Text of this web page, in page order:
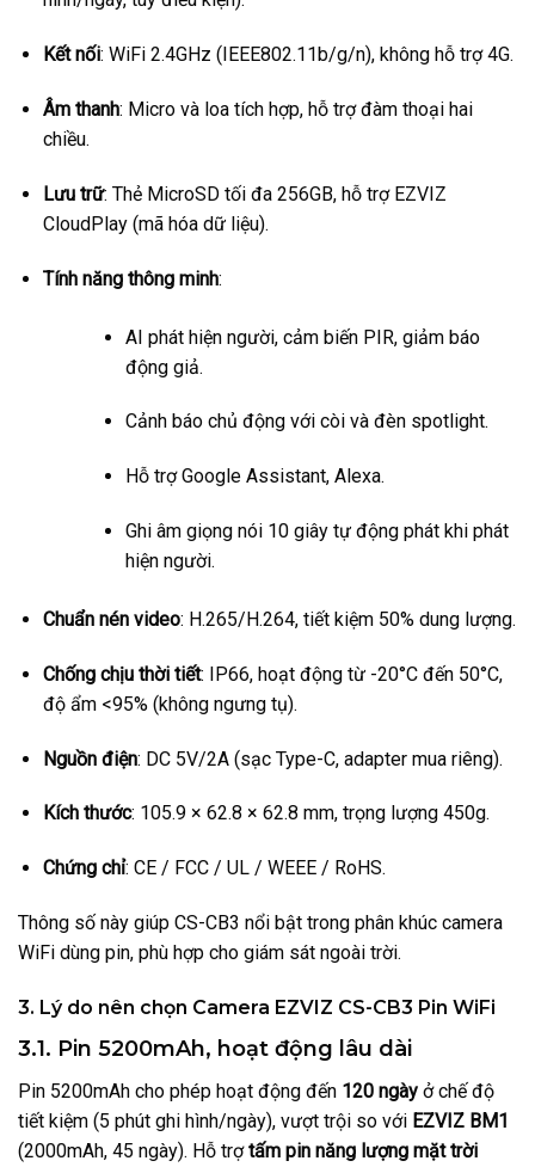
Kết nối: WiFi 2.4GHz (IEEE802.11b/g/n), không hỗ trợ 4G.
Âm thanh: Micro và loa tích hợp, hỗ trợ đàm thoại hai
chiều.
Lưu trữ: Thẻ MicroSD tối đa 256GB, hỗ trợ EZVIZ
CloudPlay (mã hóa dữ liệu).
Tính năng thông minh:
AI phát hiện người, cảm biến PIR, giảm báo
động giả.
Cảnh báo chủ động với còi và đèn spotlight.
Hỗ trợ Google Assistant, Alexa.
Ghi âm giọng nói 10 giây tự động phát khi phát
hiện người.
Chuẩn nén video: H.265/H.264, tiết kiệm 50% dung lượng.
Chống chịu thời tiết: IP66, hoạt động từ -20°C đến 50°C,
độ ẩm <95% (không ngưng tụ).
Nguồn điện: DC 5V/2A (sạc Type-C, adapter mua riêng).
Kích thước: 105.9 × 62.8 × 62.8 mm, trọng lượng 450g.
Chứng chỉ: CE / FCC / UL / WEEE / RoHS.
Thông số này giúp CS-CB3 nổi bật trong phân khúc camera
WiFi dùng pin, phù hợp cho giám sát ngoài trời.
3. Lý do nên chọn Camera EZVIZ CS-CB3 Pin WiFi
3.1. Pin 5200mAh, hoạt động lâu dài
Pin 5200mAh cho phép hoạt động đến 120 ngày ở chế độ
tiết kiệm (5 phút ghi hình/ngày), vượt trội so với EZVIZ BM1
(2000mAh, 45 ngày). Hỗ trợtấm pin năng lượng mặt trời